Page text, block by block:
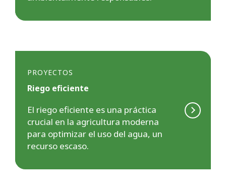
PROYECTOS
Riego eficiente
El riego eficiente es una práctica
crucial en la agricultura moderna
para optimizar el uso del agua, un
recurso escaso.